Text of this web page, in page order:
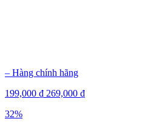
– Hàng chính hãng
199,000 ₫ 269,000 ₫
32%